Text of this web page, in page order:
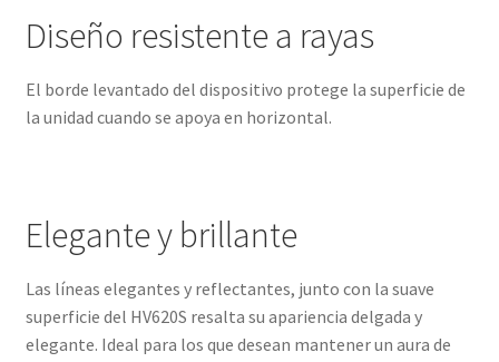
Diseño resistente a rayas
El borde levantado del dispositivo protege la superficie de
la unidad cuando se apoya en horizontal.
Elegante y brillante
Las líneas elegantes y reflectantes, junto con la suave
superficie del HV620S resalta su apariencia delgada y
elegante. Ideal para los que desean mantener un aura de